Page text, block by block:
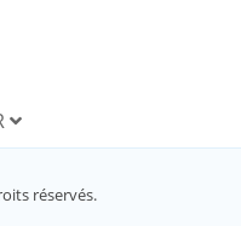
réservés.